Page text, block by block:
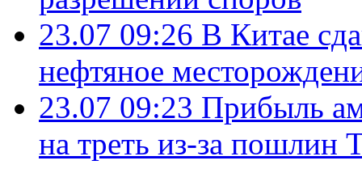
23.07 09:26 В Китае
нефтяное
23.07 09:23 Прибыль
на треть из-за пошлин